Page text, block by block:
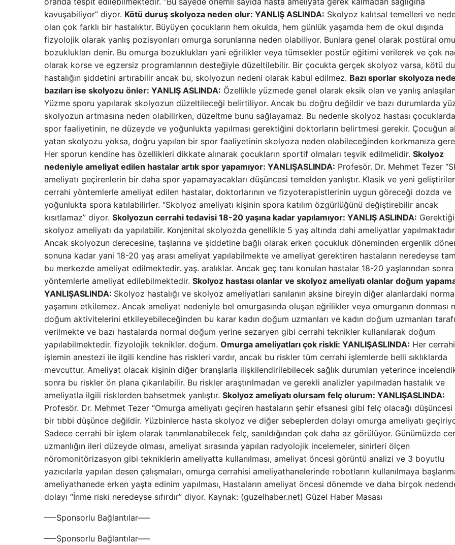
kavuşabiliyor” diyor. Kötü duruş skolyoza neden olur: YANLIŞ ASLINDA: Skolyoz kalıtsal temelleri ve
olan çok farklı bir hastalıktır. Büyüyen çocukların hem okulda, hem günlük yaşamda hem de okul dışında
fizyolojik olarak yanlış pozisyonları omurga sorunlarına neden olabiliyor. Bunlara genel olarak postüral
bozuklukları denir. Bu omurga bozuklukları yani eğrilikler veya tümsekler postür eğitimi verilerek ve çok
olarak korse ve egzersiz programlarının desteğiyle düzeltilebilir. Bir çocukta gerçek skolyoz varsa, kötü
hastalığın şiddetini artırabilir ancak bu, skolyozun nedeni olarak kabul edilmez. Bazı sporlar skolyoza
bazıları ise skolyozu önler: YANLIŞ ASLINDA: Özellikle yüzmede genel olarak eksik olan ve yanlış
Yüzme sporu yapılarak skolyozun düzeltileceği belirtiliyor. Ancak bu doğru değildir ve bazı durumlarda
skolyozun artmasına neden olabilirken, düzeltme bunu sağlayamaz. Bu nedenle skolyoz hastası
spor faaliyetinin, ne düzeyde ve yoğunlukta yapılması gerektiğini doktorların belirtmesi gerekir. Çocuğun
yatan skolyozu yoksa, doğru yapılan bir spor faaliyetinin skolyoza neden olabileceğinden korkmanıza
Her sporun kendine has özellikleri dikkate alınarak çocukların sportif olmaları teşvik edilmelidir. Skolyoz
nedeniyle ameliyat edilen hastalar artık spor yapamıyor: YANLIŞASLINDA: Profesör. Dr. Mehmet Tezer
ameliyatı geçirenlerin bir daha spor yapamayacakları düşüncesi temelden yanlıştır. Klasik ve yeni
cerrahi yöntemlerle ameliyat edilen hastalar, doktorlarının ve fizyoterapistlerinin uygun göreceği dozda ve
yoğunlukta spora katılabilirler. “Skolyoz ameliyatı kişinin spora katılım özgürlüğünü değiştirebilir ancak
kısıtlamaz” diyor. Skolyozun cerrahi tedavisi 18-20 yaşına kadar yapılamıyor: YANLIŞ ASLINDA:
skolyoz ameliyatı da yapılabilir. Konjenital skolyozda genellikle 5 yaş altında dahi ameliyatlar
Ancak skolyozun derecesine, taşlarına ve şiddetine bağlı olarak erken çocukluk döneminden ergenlik
sonuna kadar yani 18-20 yaş arası ameliyat yapılabilmekte ve ameliyat gerektiren hastaların neredeyse
bu merkezde ameliyat edilmektedir. yaş. aralıklar. Ancak geç tanı konulan hastalar 18-20 yaşlarından
yöntemlerle ameliyat edilebilmektedir. Skolyoz hastası olanlar ve skolyoz ameliyatı olanlar doğum
YANLIŞASLINDA: Skolyoz hastalığı ve skolyoz ameliyatları sanılanın aksine bireyin diğer alanlardaki
yaşamını etkilemez. Ancak ameliyat nedeniyle bel omurgasında oluşan eğrilikler veya omurganın donması
doğum aktivitelerini etkileyebileceğinden bu karar kadın doğum uzmanları ve kadın doğum uzmanları
verilmekte ve bazı hastalarda normal doğum yerine sezaryen gibi cerrahi teknikler kullanılarak doğum
yapılabilmektedir. fizyolojik teknikler. doğum. Omurga ameliyatları çok riskli: YANLIŞASLINDA: Her cerrahi
işlemin anestezi ile ilgili kendine has riskleri vardır, ancak bu riskler tüm cerrahi işlemlerde belli sıklıklarda
mevcuttur. Ameliyat olacak kişinin diğer branşlarla ilişkilendirilebilecek sağlık durumları yeterince
sonra bu riskler ön plana çıkarılabilir. Bu riskler araştırılmadan ve gerekli analizler yapılmadan hastalık ve
ameliyatla ilgili risklerden bahsetmek yanlıştır. Skolyoz ameliyatı olursam felç olurum: YANLIŞASLINDA:
Profesör. Dr. Mehmet Tezer “Omurga ameliyatı geçiren hastaların şehir efsanesi gibi felç olacağı
bir tıbbi düşünce değildir. Yüzbinlerce hasta skolyoz ve diğer sebeplerden dolayı omurga ameliyatı
Sadece cerrahi bir işlem olarak tanımlanabilecek felç, sanıldığından çok daha az görülüyor. Günümüzde
uzmanlığın ileri düzeyde olması, ameliyat sırasında yapılan radyolojik incelemeler, sinirleri ölçen
nöromonitörizasyon gibi tekniklerin ameliyatta kullanılması, ameliyat öncesi görüntü analizi ve 3 boyutlu
yazıcılarla yapılan desen çalışmaları, omurga cerrahisi ameliyathanelerinde robotların kullanılmaya
ameliyathanede erken yaşta edinim yapılması, Hastaların ameliyat öncesi dönemde ve daha birçok
dolayı “İnme riski neredeyse sıfırdır” diyor. Kaynak: (guzelhaber.net) Güzel Haber Masası
—–Sponsorlu Bağlantılar—–
—–Sponsorlu Bağlantılar—–